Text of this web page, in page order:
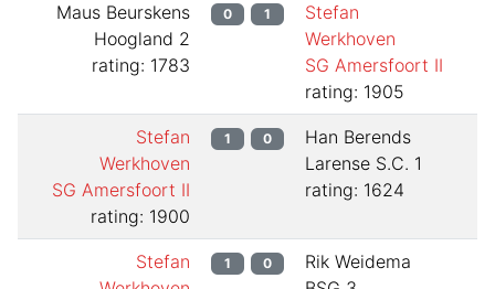
Maus Beurskens
Hoogland 2
rating: 1783
0 1
Stefan
Werkhoven
SG Amersfoort II
rating: 1905
Stefan
Werkhoven
SG Amersfoort II
rating: 1900
1 0
Han Berends
Larense S.C. 1
rating: 1624
Stefan
1 0
Rik Weidema